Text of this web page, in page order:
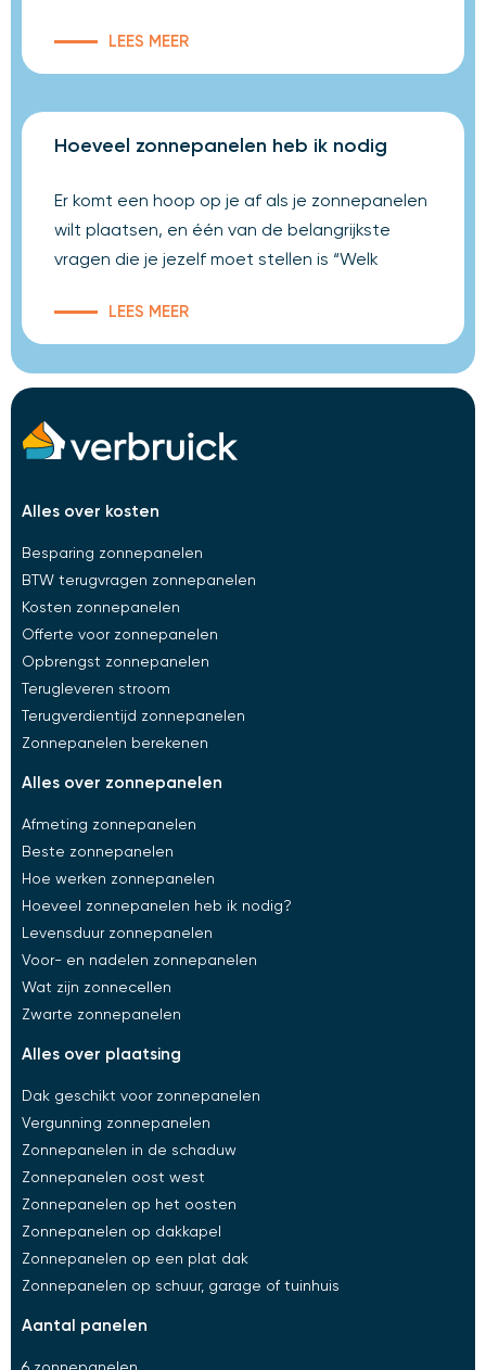
LEES MEER
Hoeveel zonnepanelen heb ik nodig
Er komt een hoop op je af als je zonnepanelen
wilt plaatsen, en één van de belangrijkste
vragen die je jezelf moet stellen is “Welk
LEES MEER
alles over kosten​
Besparing zonnepanelen
BTW terugvragen zonnepanelen
Kosten zonnepanelen
Offerte voor zonnepanelen
Opbrengst zonnepanelen
Terugleveren stroom
Terugverdientijd zonnepanelen
Zonnepanelen berekenen
alles over zonnepanelen​
Afmeting zonnepanelen
Beste zonnepanelen
Hoe werken zonnepanelen
Hoeveel zonnepanelen heb ik nodig?
Levensduur zonnepanelen
Voor- en nadelen zonnepanelen
Wat zijn zonnecellen
Zwarte zonnepanelen
alles over plaatsing​
Dak geschikt voor zonnepanelen
Vergunning zonnepanelen
Zonnepanelen in de schaduw
Zonnepanelen oost west
Zonnepanelen op het oosten
Zonnepanelen op dakkapel
Zonnepanelen op een plat dak
Zonnepanelen op schuur, garage of tuinhuis
aantal panelen​